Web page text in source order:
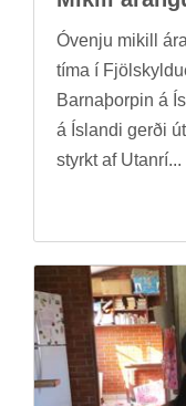
Óvenju mik­ill
tíma í
Barna­þorp­in á
á Ís­landi gerði
styrkt af Ut­anrí...